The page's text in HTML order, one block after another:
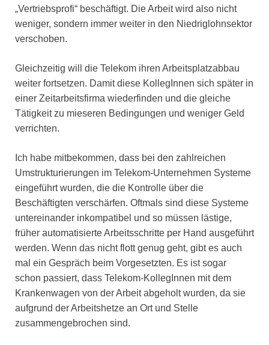
„Vertriebsprofi“ beschäftigt. Die Arbeit wird also nicht
weniger, sondern immer weiter in den Niedriglohnsektor
verschoben.
Gleichzeitig will die Telekom ihren Arbeitsplatzabbau
weiter fortsetzen. Damit diese KollegInnen sich später in
einer Zeitarbeitsfirma wiederfinden und die gleiche
Tätigkeit zu mieseren Bedingungen und weniger Geld
verrichten.
Ich habe mitbekommen, dass bei den zahlreichen
Umstrukturierungen im Telekom-Unternehmen Systeme
eingeführt wurden, die die Kontrolle über die
Beschäftigten verschärfen. Oftmals sind diese Systeme
untereinander inkompatibel und so müssen lästige,
früher automatisierte Arbeitsschritte per Hand ausgeführt
werden. Wenn das nicht flott genug geht, gibt es auch
mal ein Gespräch beim Vorgesetzten. Es ist sogar
schon passiert, dass Telekom-KollegInnen mit dem
Krankenwagen von der Arbeit abgeholt wurden, da sie
aufgrund der Arbeitshetze an Ort und Stelle
zusammengebrochen sind.